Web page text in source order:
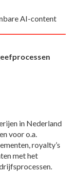
AI-content
in Nederland
voor o.a.
royalty’s
met het